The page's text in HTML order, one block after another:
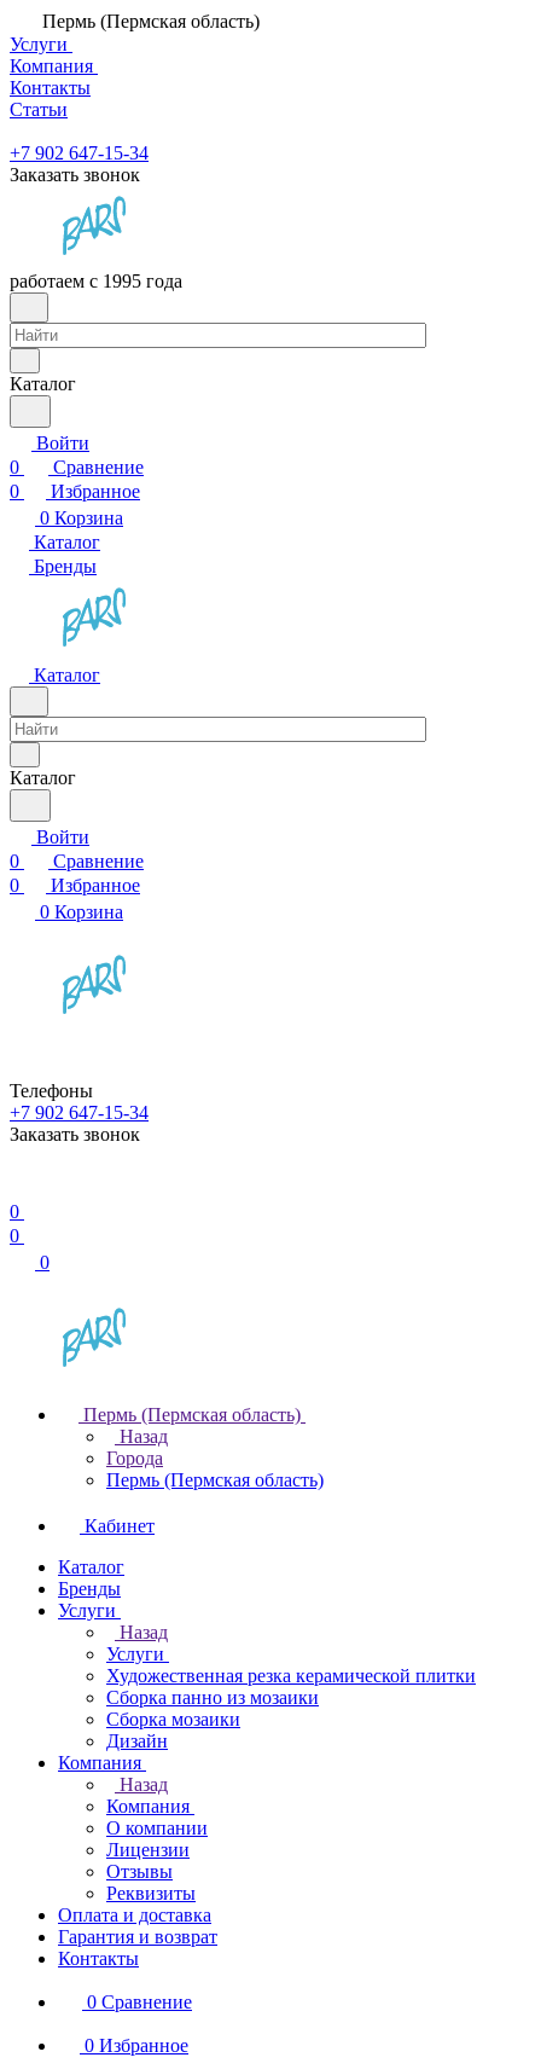
Пермь (Пермская область)
Услуги
Компания
Контакты
Статьи
+7 902 647-15-34
Заказать звонок
работаем с 1995 года
Каталог
Войти
0
Сравнение
0
Избранное
0 Корзина
Каталог
Бренды
Каталог
Каталог
Войти
0
Сравнение
0
Избранное
0 Корзина
Телефоны
+7 902 647-15-34
Заказать звонок
0
0
0
Пермь (Пермская область)
Назад
Города
Пермь (Пермская область)
Кабинет
Каталог
Бренды
Услуги
Назад
Услуги
Художественная резка керамической плитки
Сборка панно из мозаики
Сборка мозаики
Дизайн
Компания
Назад
Компания
О компании
Лицензии
Отзывы
Реквизиты
Оплата и доставка
Гарантия и возврат
Контакты
0 Сравнение
0 Избранное